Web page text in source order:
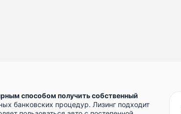
способом получить собственный
банковских процедур. Лизинг подходит